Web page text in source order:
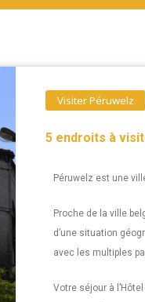
Visiter Péruwelz
5 endroits à
Péruwelz est une
Proche de la ville
d’une situation
avec les multiples
Votre séjour à